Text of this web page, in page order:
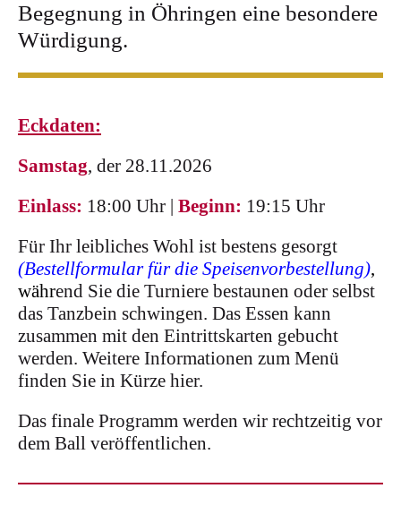
Begegnung in Öhringen eine besondere
Würdigung.
Eckdaten:
Samstag, der 28.11.2026
Einlass: 18:00 Uhr | Beginn: 19:15 Uhr
Für Ihr leibliches Wohl ist bestens gesorgt
(Bestellformular für die Speisenvorbestellung),
während Sie die Turniere bestaunen oder selbst
das Tanzbein schwingen. Das Essen kann
zusammen mit den Eintrittskarten gebucht
werden. Weitere Informationen zum Menü
finden Sie in Kürze hier.
Das finale Programm werden wir rechtzeitig vor
dem Ball veröffentlichen.